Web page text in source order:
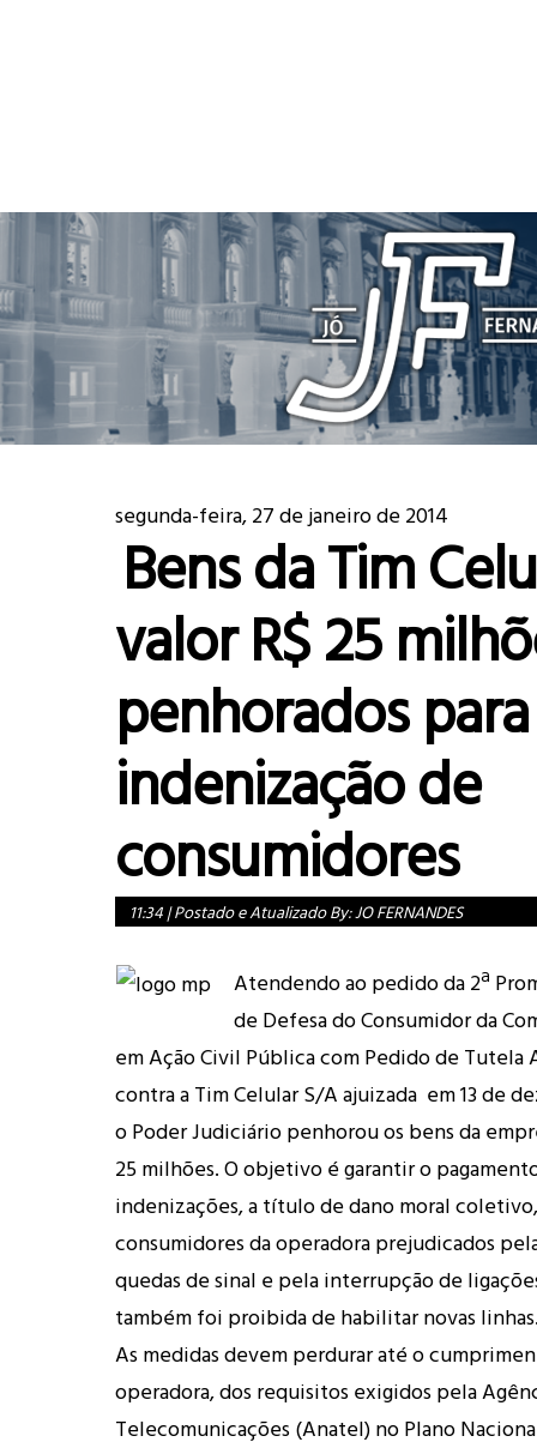
segunda-feira, 27 de janeiro de 2014
Bens da Tim
valor R$ 25
penhorados para
indenização de
consumidores
11:34|Postado e Atualizado By:JO FERNANDES
Atendendo ao pedido da 2ª
de Defesa do Consumidor da
em Ação Civil Pública com Pedido de Tutela
contra a Tim Celular S/A ajuizada em 13 de
o Poder Judiciário penhorou os bens da
25 milhões. O objetivo é garantir o
indenizações, a título de dano moral
consumidores da operadora prejudicados
quedas de sinal e pela interrupção de
também foi proibida de habilitar novas
As medidas devem perdurar até o
operadora, dos requisitos exigidos pela
Telecomunicações (Anatel) no Plano